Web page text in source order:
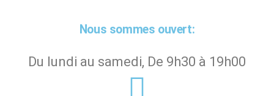
Nous sommes ouvert:
Du lundi au samedi, De 9h30 à 19h00